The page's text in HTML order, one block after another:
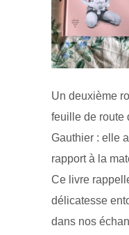
Un deuxième
feuille de route
Gauthier : elle
rapport à la
Ce livre
délicatesse
dans nos